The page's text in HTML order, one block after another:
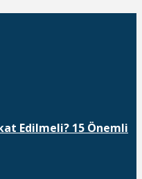
Edilmeli? 15 Önemli